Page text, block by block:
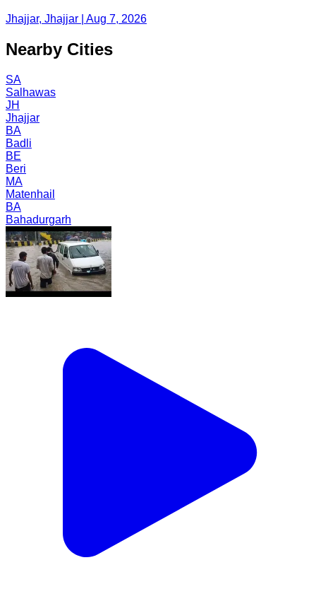
Jhajjar, Jhajjar | Aug 7, 2026
Nearby Cities
SA
Salhawas
JH
Jhajjar
BA
Badli
BE
Beri
MA
Matenhail
BA
Bahadurgarh